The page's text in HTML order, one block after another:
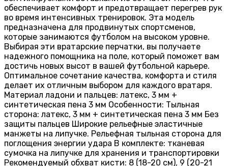
обеспечивает комфорт и предотвращает перегрев рук
во время интенсивных тренировок. Эта модель
предназначена для продвинутых спортсменов,
которые занимаются футболом на высоком уровне.
Выбирая эти вратарские перчатки, вы получаете
надежного помощника на поле, который поможет вам
достичь новых высот в вашей футбольной карьере.
Оптимальное сочетание качества, комфорта и стиля
делает их отличным выбором для каждого вратаря.
Материал ладони и пальцев: латекс, 3 мм +
синтетическая пена 3 мм Особенности: Тыльная
сторона: латекс, 3 мм + синтетическая пена 3 мм Без
защиты пальцев Широкие рельефные эластичные
манжеты на липучке. Рельефная тыльная сторона для
поглощения энергии удара В комплекте: тканевая
сумочка на липучке для хранения и транспортировки
Рекомендуемый обхват кисти: 8 (18-20 см), 9 (20-21